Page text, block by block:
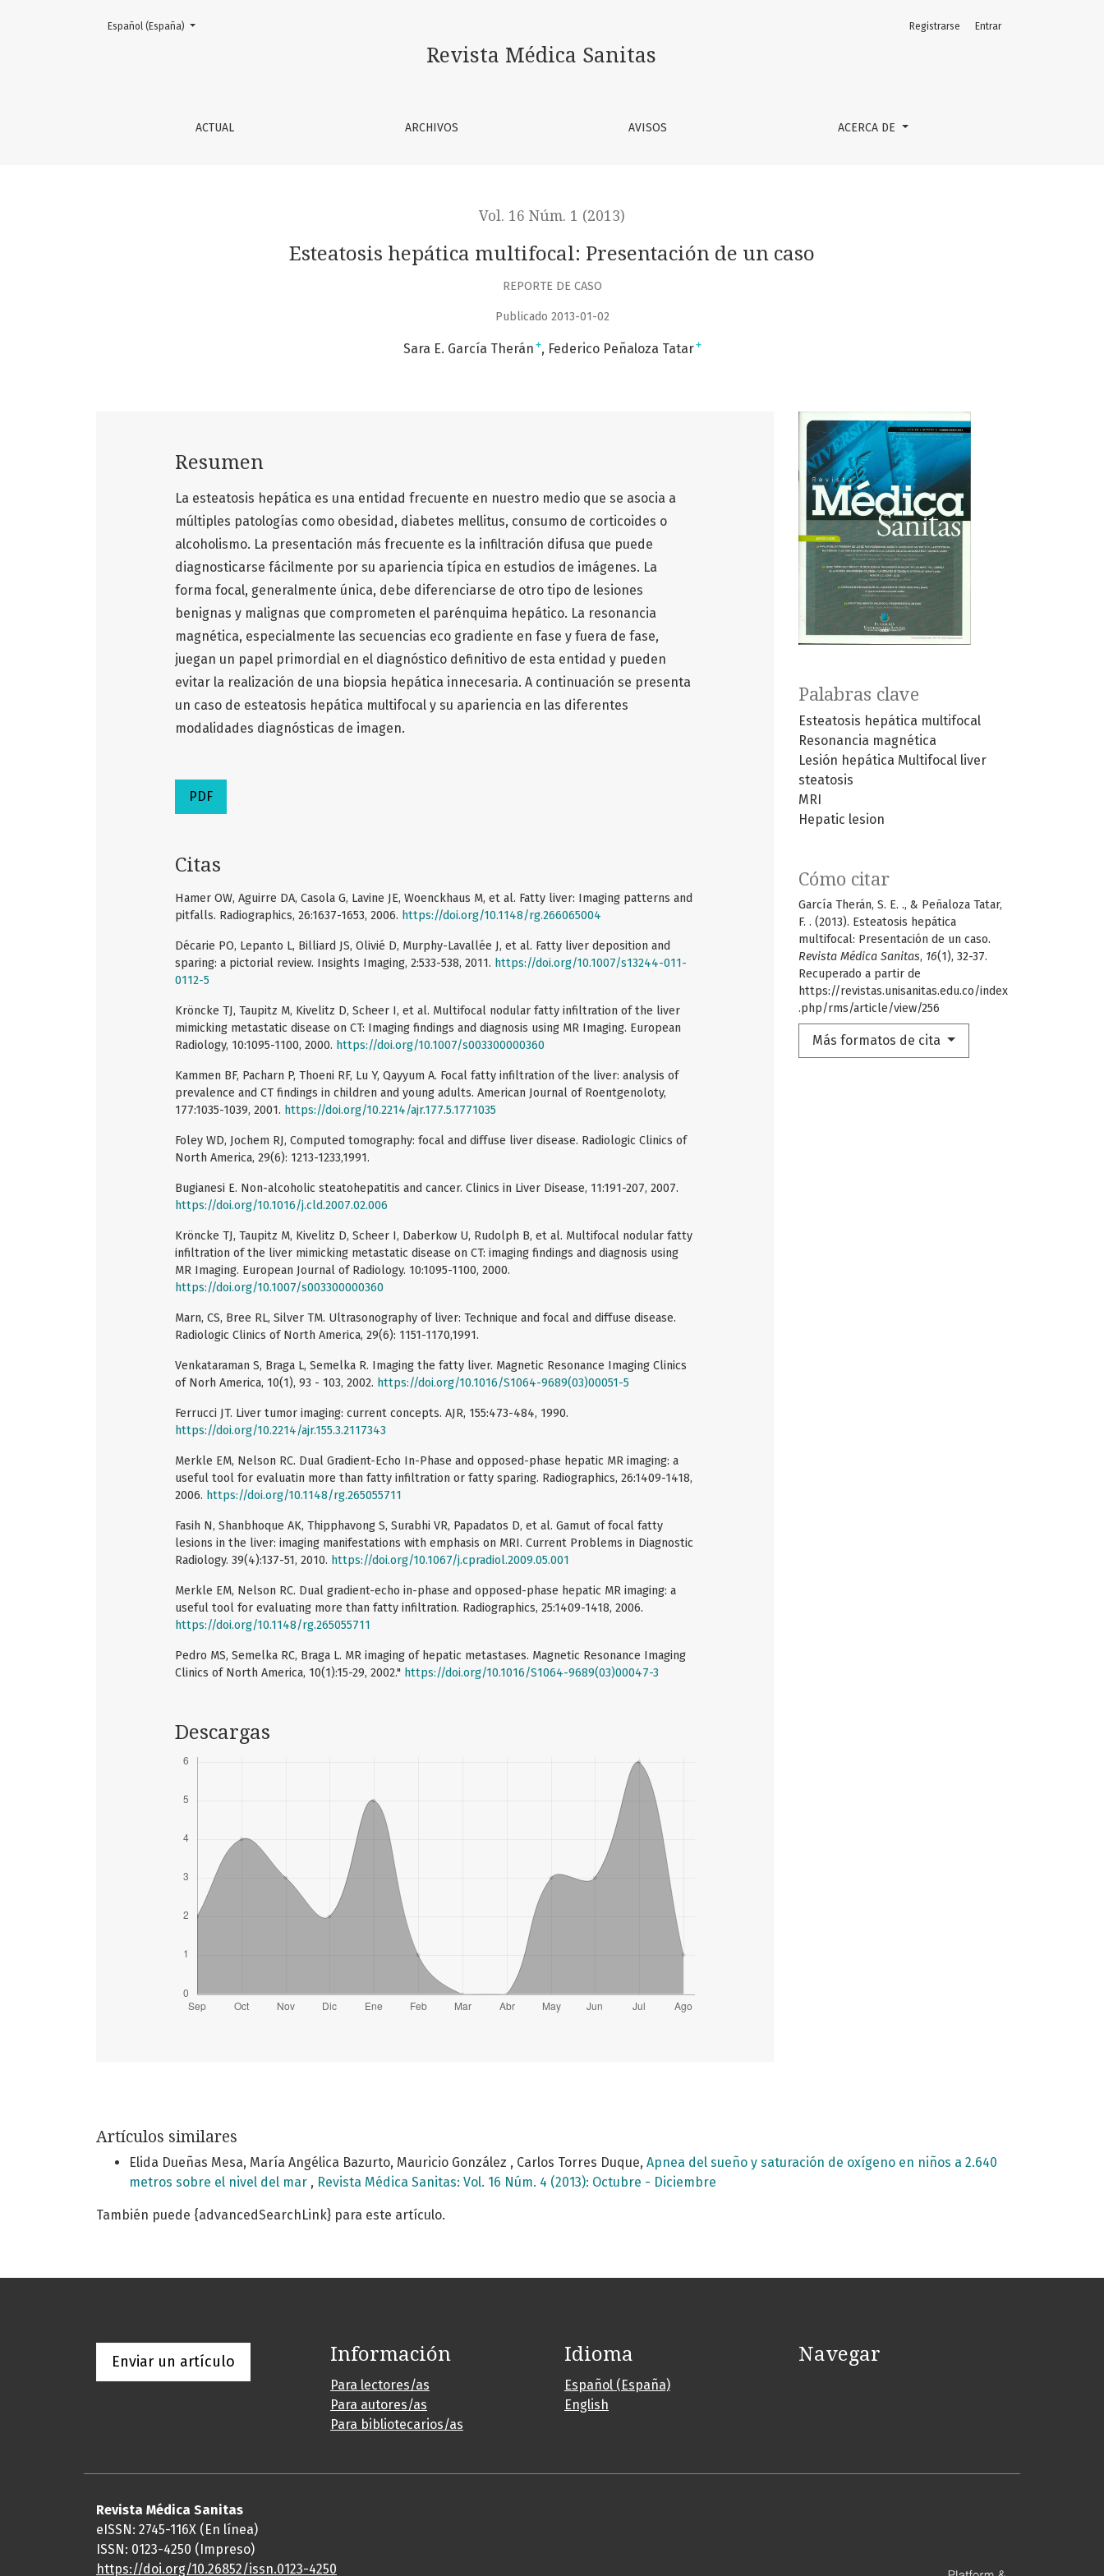
Esteatosis hepática multifocal
Revista Médica Sanitas
ACTUAL ARCHIVOS AVISOS ACERCA DE
Registrarse Entrar
Cambiar el idioma. El actual es:
Español (España)
Vol. 16 Núm. 1 (2013)
Esteatosis hepática multifocal: Presentación de un caso
REPORTE DE CASO
Publicado 2013-01-02
Sara E. García Therán + Federico Peñaloza Tatar+
Palabras clave
Esteatosis hepática multifocal
Resonancia magnética
Lesión hepática Multifocal liver
steatosis
MRI
Hepatic lesion
Cómo citar
García Therán, S. E. ., & Peñaloza Tatar,
F. . (2013). Esteatosis hepática
multifocal: Presentación de un caso.
Revista Médica Sanitas, 16(1), 32-37.
Recuperado a partir de
https://revistas.unisanitas.edu.co/index
.php/rms/article/view/256
Más formatos de cita
Resumen
La esteatosis hepática es una entidad frecuente en nuestro medio que se asocia a
múltiples patologías como obesidad, diabetes mellitus, consumo de corticoides o
alcoholismo. La presentación más frecuente es la infiltración difusa que puede
diagnosticarse fácilmente por su apariencia típica en estudios de imágenes. La
forma focal, generalmente única, debe diferenciarse de otro tipo de lesiones
benignas y malignas que comprometen el parénquima hepático. La resonancia
magnética, especialmente las secuencias eco gradiente en fase y fuera de fase,
juegan un papel primordial en el diagnóstico definitivo de esta entidad y pueden
evitar la realización de una biopsia hepática innecesaria. A continuación se presenta
un caso de esteatosis hepática multifocal y su apariencia en las diferentes
modalidades diagnósticas de imagen.
PDF
Citas
Hamer OW, Aguirre DA, Casola G, Lavine JE, Woenckhaus M, et al. Fatty liver: Imaging patterns and
pitfalls. Radiographics, 26:1637-1653, 2006. https://doi.org/10.1148/rg.266065004
Décarie PO, Lepanto L, Billiard JS, Olivié D, Murphy-Lavallée J, et al. Fatty liver deposition and
sparing: a pictorial review. Insights Imaging, 2:533-538, 2011. https://doi.org/10.1007/s13244-011-
0112-5
Kröncke TJ, Taupitz M, Kivelitz D, Scheer I, et al. Multifocal nodular fatty infiltration of the liver
mimicking metastatic disease on CT: Imaging findings and diagnosis using MR Imaging. European
Radiology, 10:1095-1100, 2000. https://doi.org/10.1007/s003300000360
Kammen BF, Pacharn P, Thoeni RF, Lu Y, Qayyum A. Focal fatty infiltration of the liver: analysis of
prevalence and CT findings in children and young adults. American Journal of Roentgenoloty,
177:1035-1039, 2001. https://doi.org/10.2214/ajr.177.5.1771035
Foley WD, Jochem RJ, Computed tomography: focal and diffuse liver disease. Radiologic Clinics of
North America, 29(6): 1213-1233,1991.
Bugianesi E. Non-alcoholic steatohepatitis and cancer. Clinics in Liver Disease, 11:191-207, 2007.
https://doi.org/10.1016/j.cld.2007.02.006
Kröncke TJ, Taupitz M, Kivelitz D, Scheer I, Daberkow U, Rudolph B, et al. Multifocal nodular fatty
infiltration of the liver mimicking metastatic disease on CT: imaging findings and diagnosis using
MR Imaging. European Journal of Radiology. 10:1095-1100, 2000.
https://doi.org/10.1007/s003300000360
Marn, CS, Bree RL, Silver TM. Ultrasonography of liver: Technique and focal and diffuse disease.
Radiologic Clinics of North America, 29(6): 1151-1170,1991.
Venkataraman S, Braga L, Semelka R. Imaging the fatty liver. Magnetic Resonance Imaging Clinics
of Norh America, 10(1), 93 - 103, 2002. https://doi.org/10.1016/S1064-9689(03)00051-5
Ferrucci JT. Liver tumor imaging: current concepts. AJR, 155:473-484, 1990.
https://doi.org/10.2214/ajr.155.3.2117343
Merkle EM, Nelson RC. Dual Gradient-Echo In-Phase and opposed-phase hepatic MR imaging: a
useful tool for evaluatin more than fatty infiltration or fatty sparing. Radiographics, 26:1409-1418,
2006. https://doi.org/10.1148/rg.265055711
Fasih N, Shanbhoque AK, Thipphavong S, Surabhi VR, Papadatos D, et al. Gamut of focal fatty
lesions in the liver: imaging manifestations with emphasis on MRI. Current Problems in Diagnostic
Radiology. 39(4):137-51, 2010. https://doi.org/10.1067/j.cpradiol.2009.05.001
Merkle EM, Nelson RC. Dual gradient-echo in-phase and opposed-phase hepatic MR imaging: a
useful tool for evaluating more than fatty infiltration. Radiographics, 25:1409-1418, 2006.
https://doi.org/10.1148/rg.265055711
Pedro MS, Semelka RC, Braga L. MR imaging of hepatic metastases. Magnetic Resonance Imaging
Clinics of North America, 10(1):15-29, 2002." https://doi.org/10.1016/S1064-9689(03)00047-3
Descargas
Artículos similares
Elida Dueñas Mesa, María Angélica Bazurto, Mauricio González , Carlos Torres Duque, Apnea del sueño y saturación de oxígeno en niños a 2.640
metros sobre el nivel del mar , Revista Médica Sanitas: Vol. 16 Núm. 4 (2013): Octubre - Diciembre
También puede {advancedSearchLink} para este artículo.
Enviar un artículo Información
Para lectores/as
Para autores/as
Para bibliotecarios/as
Idioma
Español (España)
English
Navegar
Revista Médica Sanitas
eISSN: 2745-116X (En línea)
ISSN: 0123-4250 (Impreso)
https://doi.org/10.26852/issn.0123-4250